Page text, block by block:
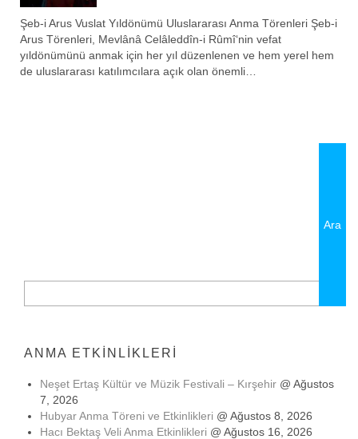
Şeb-i Arus Vuslat Yıldönümü Uluslararası Anma Törenleri Şeb-i
Arus Törenleri, Mevlânâ Celâleddîn-i Rûmî‘nin vefat
yıldönümünü anmak için her yıl düzenlenen ve hem yerel hem
de uluslararası katılımcılara açık olan önemli…
ANMA ETKINLIKLERI
Neşet Ertaş Kültür ve Müzik Festivali – Kırşehir @ Ağustos
7, 2026
Hubyar Anma Töreni ve Etkinlikleri @ Ağustos 8, 2026
Hacı Bektaş Veli Anma Etkinlikleri @ Ağustos 16, 2026